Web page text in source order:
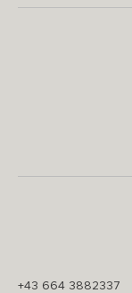
+43 664 3882337